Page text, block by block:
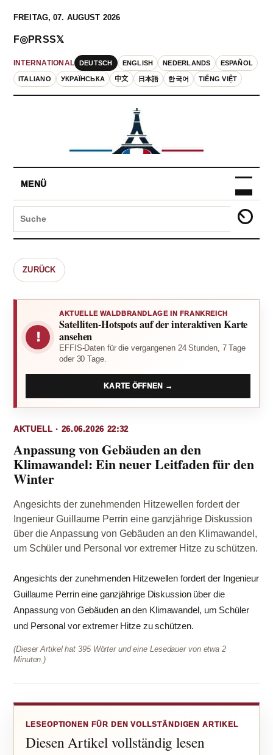
FREITAG, 07. AUGUST 2026
INTERNATIONAL DEUTSCH ENGLISH NEDERLANDS ESPAÑOL
ITALIANO УКРАЇНСЬКА 中文 日本語 한국어 TIẾNG VIỆT
F◎PRSS𝕏
MENÜ
ZURÜCK
!
AKTUELLE WALDBRANDLAGE IN FRANKREICH
Satelliten-Hotspots auf der interaktiven Karte
ansehen
EFFIS-Daten für die vergangenen 24 Stunden, 7 Tage
oder 30 Tage.
KARTE ÖFFNEN →
AKTUELL · 26.06.2026 22:32
Anpassung von Gebäuden an den
Klimawandel: Ein neuer Leitfaden für den
Winter
Angesichts der zunehmenden Hitzewellen fordert der
Ingenieur Guillaume Perrin eine ganzjährige Diskussion
über die Anpassung von Gebäuden an den Klimawandel,
um Schüler und Personal vor extremer Hitze zu schützen.
Angesichts der zunehmenden Hitzewellen fordert der Ingenieur
Guillaume Perrin eine ganzjährige Diskussion über die
Anpassung von Gebäuden an den Klimawandel, um Schüler
und Personal vor extremer Hitze zu schützen.
(Dieser Artikel hat 395 Wörter und eine Lesedauer von etwa 2
Minuten.)
LESEOPTIONEN FÜR DEN VOLLSTÄNDIGEN ARTIKEL
Diesen Artikel vollständig lesen